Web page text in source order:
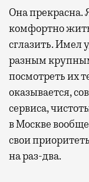
Она прекрасна.
комфортно
сглазить. Имел
разным
посмотреть их
оказывается,
сервиса,
в Москве
свои
на раз-два.